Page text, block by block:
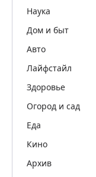
Наука
Дом и быт
Авто
Лайфстайл
Здоровье
Огород и сад
Еда
Кино
Архив